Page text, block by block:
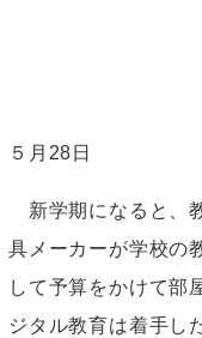
５月28日
新学期になると、
具メーカーが学校の
して予算をかけて部
ジタル教育は着手し